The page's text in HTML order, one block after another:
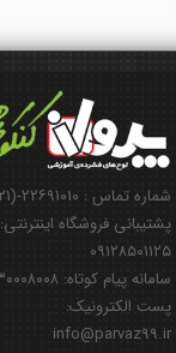
شماره تماس : ۲۲۶۹۱۰۱۰-(۰۲۱)
پشتیبانی فروشگاه اینترنتی:
۰۹۱۲۸۵۰۱۱۲۵
سامانه پیام کوتاه: ۳۰۰۰۸۰۰۸
پست الکترونیک:
info@parvaz99.ir